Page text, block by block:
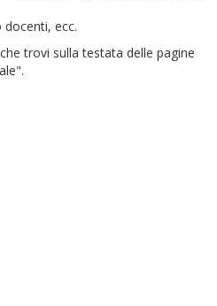
ecc.
trovi sulla testata delle pagine